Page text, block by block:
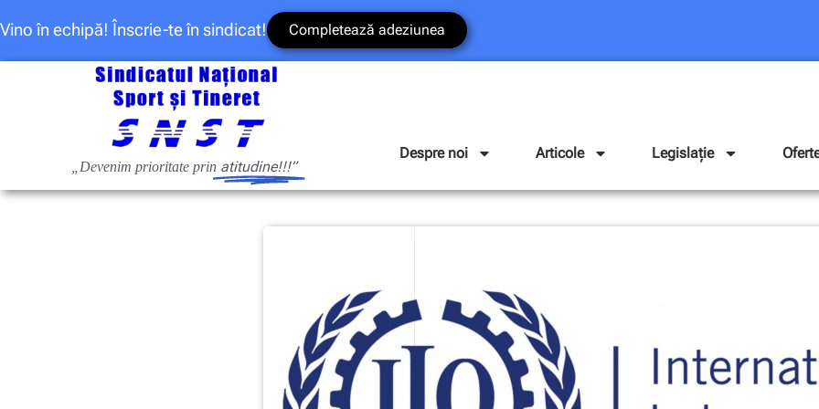
Vino în echipă! Înscrie-te în sindicat! Completează adeziunea
„Devenim prioritate prin atitudine!!!”
Despre noi Articole Legislație